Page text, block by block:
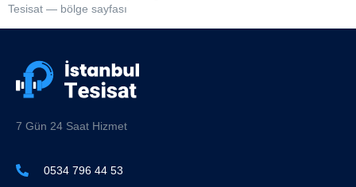
Tesisat — bölge sayfası
7 Gün 24 Saat Hizmet
0534 796 44 53